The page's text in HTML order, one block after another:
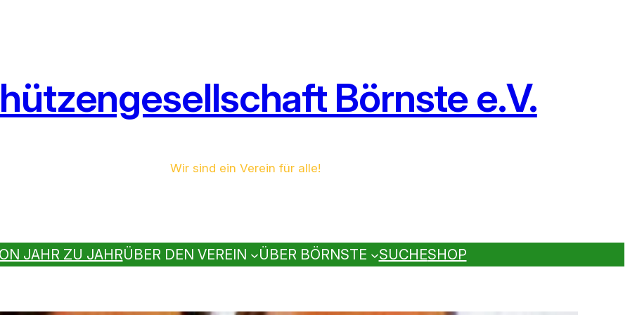
Börnste e.V.
Wir sind ein Verein für alle!
JAHR ZU JAHRÜBER DEN VEREIN ÜBER BÖRNSTE SUCHESHOP